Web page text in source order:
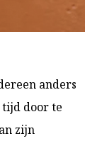
anders
door te
zijn